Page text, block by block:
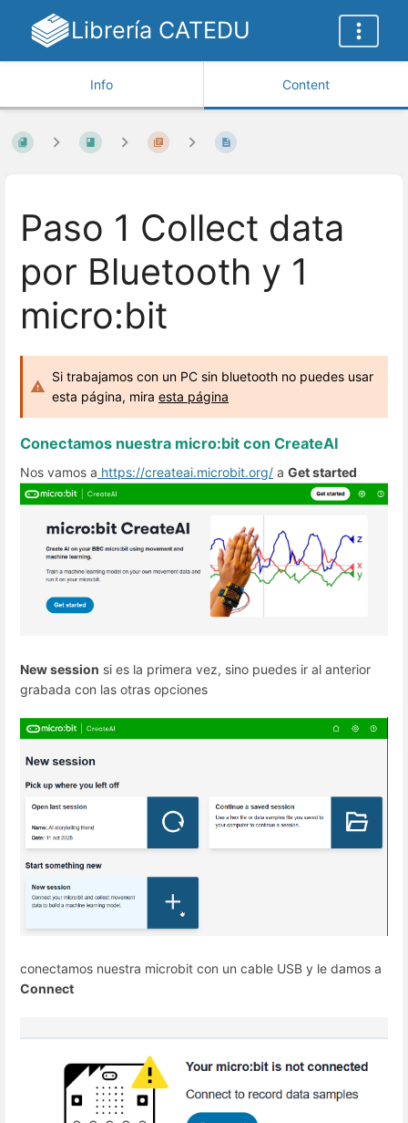
Librería CATEDU
Info Content
Paso 1 Collect data
por Bluetooth y 1
micro:bit
Si trabajamos con un PC sin bluetooth no puedes usar
esta página, mira esta página
Conectamos nuestra micro:bit con CreateAI
Nos vamos a https://createai.microbit.org/ a Get started
New session si es la primera vez, sino puedes ir al anterior
grabada con las otras opciones
conectamos nuestra microbit con un cable USB y le damos a
Connect